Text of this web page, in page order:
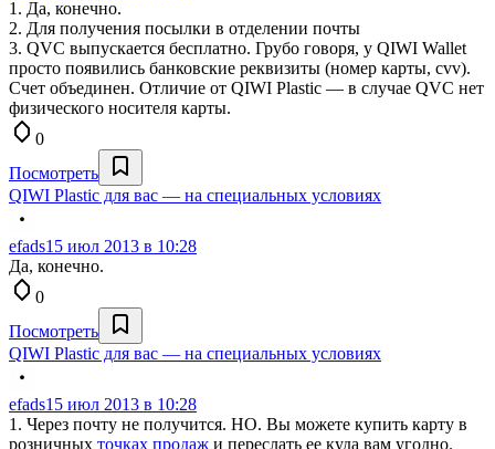
1. Да, конечно.
2. Для получения посылки в отделении почты
3. QVC выпускается бесплатно. Грубо говоря, у QIWI Wallet
просто появились банковские реквизиты (номер карты, cvv).
Счет объединен. Отличие от QIWI Plastic — в случае QVC нет
физического носителя карты.
0
Посмотреть
QIWI Plastic для вас — на специальных условиях
efads15 июл 2013 в 10:28
Да, конечно.
0
Посмотреть
QIWI Plastic для вас — на специальных условиях
efads15 июл 2013 в 10:28
1. Через почту не получится. НО. Вы можете купить карту в
розничных точках продаж и переслать ее куда вам угодно.